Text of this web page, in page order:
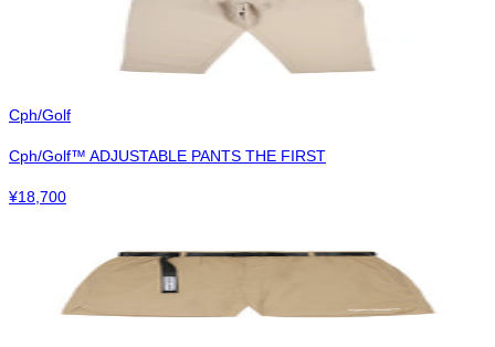
Cph/Golf
Cph/Golf™︎ ADJUSTABLE PANTS THE FIRST
¥18,700